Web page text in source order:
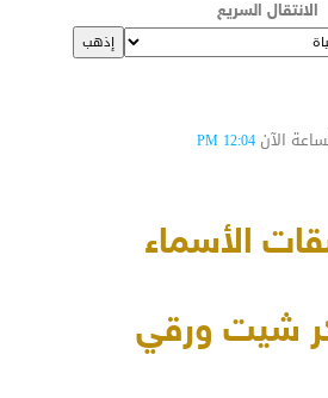
الانتقال السريع
الآن 12:04 PM
الأسماء
شيت ورقي